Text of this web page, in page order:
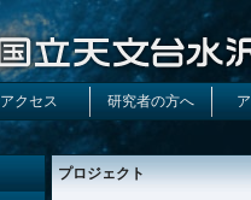
アクセス 研究者の方へ
プロジェクト